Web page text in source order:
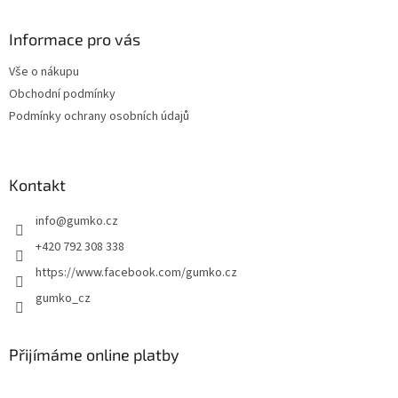
Informace pro vás
Vše o nákupu
Obchodní podmínky
Podmínky ochrany osobních údajů
Kontakt
info@gumko.cz
+420 792 308 338
https://www.facebook.com/gumko.cz
gumko_cz
Přijímáme online platby